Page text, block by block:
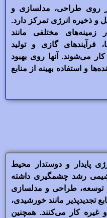
روی طراحی، مدلسازی و
و ذخیره انرژی تمرکز دارد.
مختلفی مانند
فرآیندهای گازی و تولید
می‌شوند. آنها روی بهبود
و استفاده بهینه از منابع
پایدار و دوستدار محیط
رشد چشمگیری داشته
طراحی و مدلسازی
تجدیدپذیر مانند خورشیدی،
غیره کار می‌کنند. همچنین